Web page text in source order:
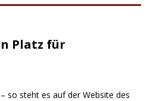
Platz für
so steht es auf der Website des